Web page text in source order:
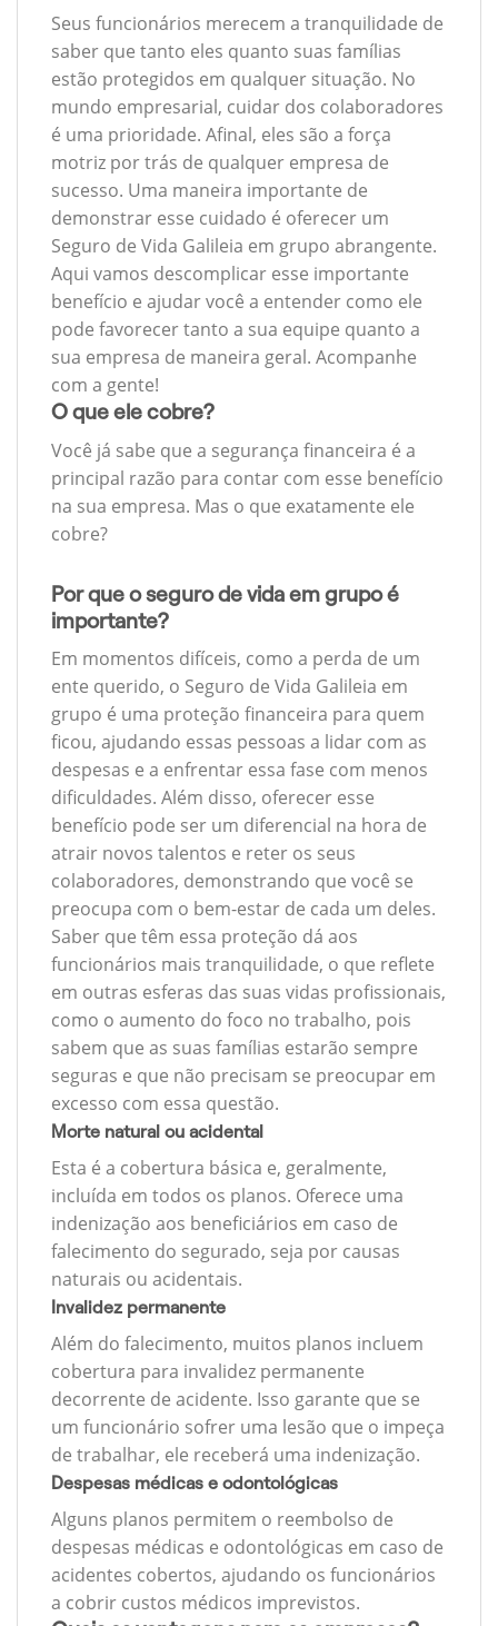
Seus funcionários merecem a tranquilidade de
saber que tanto eles quanto suas famílias
estão protegidos em qualquer situação. No
mundo empresarial, cuidar dos colaboradores
é uma prioridade. Afinal, eles são a força
motriz por trás de qualquer empresa de
sucesso. Uma maneira importante de
demonstrar esse cuidado é oferecer um
Seguro de Vida Galileia em grupo abrangente.
Aqui vamos descomplicar esse importante
benefício e ajudar você a entender como ele
pode favorecer tanto a sua equipe quanto a
sua empresa de maneira geral. Acompanhe
com a gente!
O que ele cobre?
Você já sabe que a segurança financeira é a
principal razão para contar com esse benefício
na sua empresa. Mas o que exatamente ele
cobre?
Por que o seguro de vida em grupo é
importante?
Em momentos difíceis, como a perda de um
ente querido, o Seguro de Vida Galileia em
grupo é uma proteção financeira para quem
ficou, ajudando essas pessoas a lidar com as
despesas e a enfrentar essa fase com menos
dificuldades. Além disso, oferecer esse
benefício pode ser um diferencial na hora de
atrair novos talentos e reter os seus
colaboradores, demonstrando que você se
preocupa com o bem-estar de cada um deles.
Saber que têm essa proteção dá aos
funcionários mais tranquilidade, o que reflete
em outras esferas das suas vidas profissionais,
como o aumento do foco no trabalho, pois
sabem que as suas famílias estarão sempre
seguras e que não precisam se preocupar em
excesso com essa questão.
Morte natural ou acidental
Esta é a cobertura básica e, geralmente,
incluída em todos os planos. Oferece uma
indenização aos beneficiários em caso de
falecimento do segurado, seja por causas
naturais ou acidentais.
Invalidez permanente
Além do falecimento, muitos planos incluem
cobertura para invalidez permanente
decorrente de acidente. Isso garante que se
um funcionário sofrer uma lesão que o impeça
de trabalhar, ele receberá uma indenização.
Despesas médicas e odontológicas
Alguns planos permitem o reembolso de
despesas médicas e odontológicas em caso de
acidentes cobertos, ajudando os funcionários
a cobrir custos médicos imprevistos.